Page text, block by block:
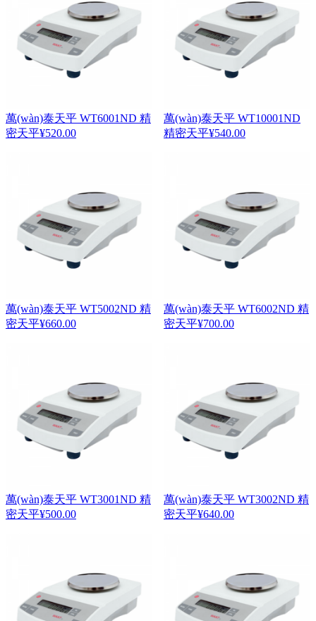
萬(wàn)泰天平 WT6001ND 精
密天平¥520.00
萬(wàn)泰天平 WT10001ND
精密天平¥540.00
萬(wàn)泰天平 WT5002ND 精
密天平¥660.00
萬(wàn)泰天平 WT6002ND 精
密天平¥700.00
萬(wàn)泰天平 WT3001ND 精
密天平¥500.00
萬(wàn)泰天平 WT3002ND 精
密天平¥640.00